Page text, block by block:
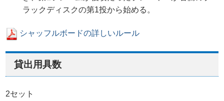
ラックディスクの第1投から始める。
シャッフルボードの詳しいルール
貸出用具数
2セット